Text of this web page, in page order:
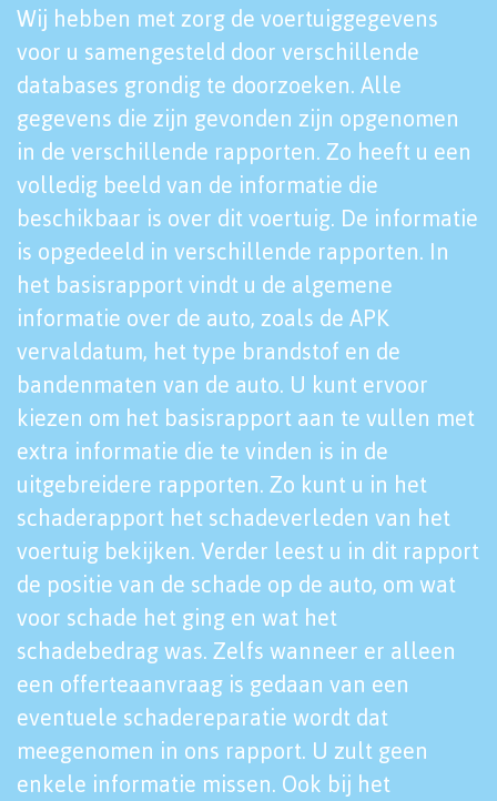
Wij hebben met zorg de voertuiggegevens
voor u samengesteld door verschillende
databases grondig te doorzoeken. Alle
gegevens die zijn gevonden zijn opgenomen
in de verschillende rapporten. Zo heeft u een
volledig beeld van de informatie die
beschikbaar is over dit voertuig. De informatie
is opgedeeld in verschillende rapporten. In
het basisrapport vindt u de algemene
informatie over de auto, zoals de APK
vervaldatum, het type brandstof en de
bandenmaten van de auto. U kunt ervoor
kiezen om het basisrapport aan te vullen met
extra informatie die te vinden is in de
uitgebreidere rapporten. Zo kunt u in het
schaderapport het schadeverleden van het
voertuig bekijken. Verder leest u in dit rapport
de positie van de schade op de auto, om wat
voor schade het ging en wat het
schadebedrag was. Zelfs wanneer er alleen
een offerteaanvraag is gedaan van een
eventuele schadereparatie wordt dat
meegenomen in ons rapport. U zult geen
enkele informatie missen. Ook bij het